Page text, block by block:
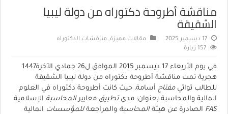
مناقشة أطروحة دكتوراه من دولة ليبيا
الشقيقة
17 ديسمبر 2025 مقالات مميزة, مناقشات الدكتوراه
157 زيارة
في يوم الأربعاء 17 ديسمبر 2015 الموافق ل26 جمادي الآخرة1447
هجرية تمت مناقشة أطروحة دكتوراه من دولة ليبيا الشقيقة
للطالب تواتيمفتاح أسامة، حيث كانت أطروحة دكتوراه في العلوم
المالية والمحاسبة بعنوان: مدىتطبيق معاييرالمحاسبة الإسلامية
FAS الصادرةعن هيئةالمحاسبة والمراجعةللمؤسسات المالية